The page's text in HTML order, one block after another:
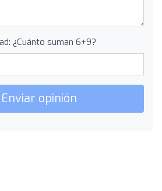
¿Cuánto suman 6+9?
opinión